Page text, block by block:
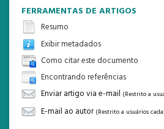
FERRAMENTAS DE ARTIGOS
Resumo
Exibir metadados
Como citar este documento
Encontrando referências
Enviar artigo via e-mail (Restrito a
E-mail ao autor (Restrito a usuários